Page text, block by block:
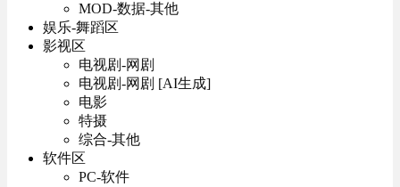
MOD-数据-其他
娱乐-舞蹈区
影视区
电视剧-网剧
电视剧-网剧 [AI生成]
电影
特摄
综合-其他
软件区
PC-软件